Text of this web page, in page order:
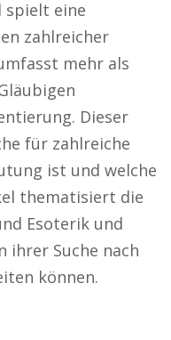
spielt eine
zahlreicher
mehr als
Dieser
für zahlreiche
ist und welche
thematisiert die
Esoterik und
ihrer Suche nach
können.